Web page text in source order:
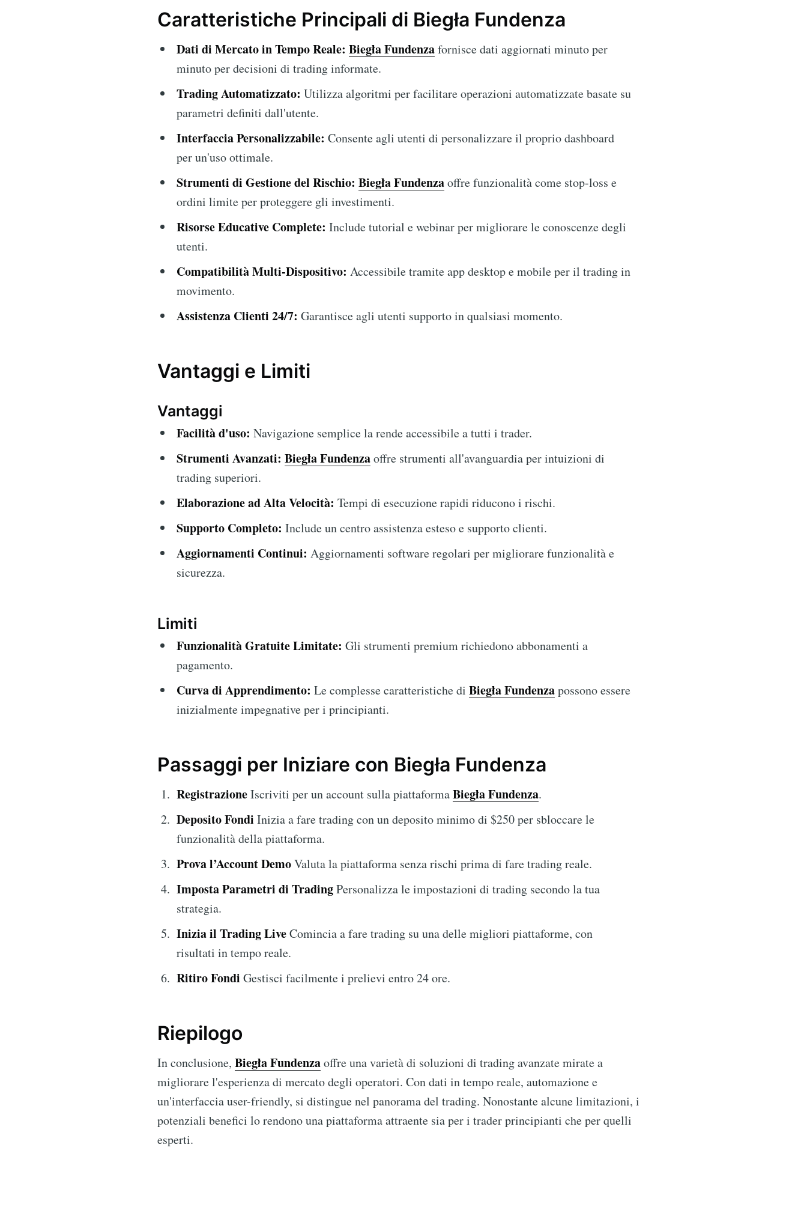
Caratteristiche Principali di Biegła Fundenza
Dati di Mercato in Tempo Reale: Biegła Fundenzafornisce dati aggiornati minuto per
minuto per decisioni di trading informate.
Trading Automatizzato: Utilizza algoritmi per facilitare operazioni automatizzate basate su
parametri definiti dall'utente.
Interfaccia Personalizzabile: Consente agli utenti di personalizzare il proprio dashboard
per un'uso ottimale.
Strumenti di Gestione del Rischio: Biegła Fundenzaoffre funzionalità come stop-loss e
ordini limite per proteggere gli investimenti.
Risorse Educative Complete: Include tutorial e webinar per migliorare le conoscenze degli
utenti.
Compatibilità Multi-Dispositivo: Accessibile tramite app desktop e mobile per il trading in
movimento.
Assistenza Clienti 24/7: Garantisce agli utenti supporto in qualsiasi momento.
Vantaggi e Limiti
Vantaggi
Facilità d'uso: Navigazione semplice la rende accessibile a tutti i trader.
Strumenti Avanzati: Biegła Fundenzaoffre strumenti all'avanguardia per intuizioni di
trading superiori.
Elaborazione ad Alta Velocità: Tempi di esecuzione rapidi riducono i rischi.
Supporto Completo: Include un centro assistenza esteso e supporto clienti.
Aggiornamenti Continui: Aggiornamenti software regolari per migliorare funzionalità e
sicurezza.
Limiti
Funzionalità Gratuite Limitate: Gli strumenti premium richiedono abbonamenti a
pagamento.
Curva di Apprendimento: Le complesse caratteristiche di Biegła Fundenzapossono essere
inizialmente impegnative per i principianti.
Passaggi per Iniziare con Biegła Fundenza
RegistrazioneIscriviti per un account sulla piattaformaBiegła Fundenza.
Deposito Fondi Inizia a fare trading con un deposito minimo di $250 per sbloccare le
funzionalità della piattaforma.
Prova l’Account DemoValuta la piattaforma senza rischi prima di fare trading reale.
Imposta Parametri di TradingPersonalizza le impostazioni di trading secondo la tua
strategia.
Inizia il Trading LiveComincia a fare trading su una delle migliori piattaforme, con
risultati in tempo reale.
Ritiro Fondi Gestisci facilmente i prelievi entro 24 ore.
Riepilogo
In conclusione, Biegła Fundenzaoffre una varietà di soluzioni di trading avanzate mirate a
migliorare l'esperienza di mercato degli operatori. Con dati in tempo reale, automazione e
un'interfaccia user-friendly, si distingue nel panorama del trading. Nonostante alcune limitazioni, i
potenziali benefici lo rendono una piattaforma attraente sia per i trader principianti che per quelli
esperti.